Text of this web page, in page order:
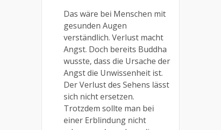
Das wäre bei Menschen mit
gesunden Augen
verständlich. Verlust macht
Angst. Doch bereits Buddha
wusste, dass die Ursache der
Angst die Unwissenheit ist.
Der Verlust des Sehens lässt
sich nicht ersetzen.
Trotzdem sollte man bei
einer Erblindung nicht